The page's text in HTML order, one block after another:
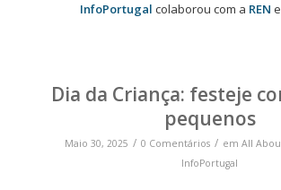
InfoPortugal colaborou com a REN
Dia da Criança: festeje
pequenos
Maio 30, 2025 / 0 Comentários / em All
InfoPortugal